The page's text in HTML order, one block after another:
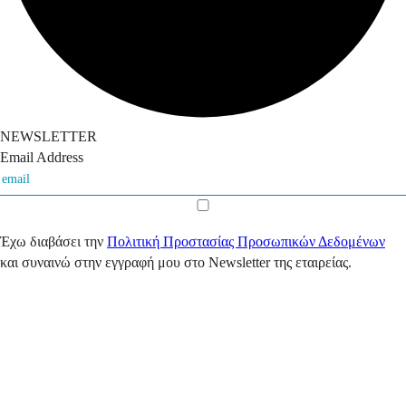
NEWSLETTER
Email Address
Έχω διαβάσει την Πολιτική Προστασίας Προσωπικών Δεδομένων
και συναινώ στην εγγραφή μου στο Newsletter της εταιρείας.